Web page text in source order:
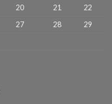
20 21
22
27 28
29